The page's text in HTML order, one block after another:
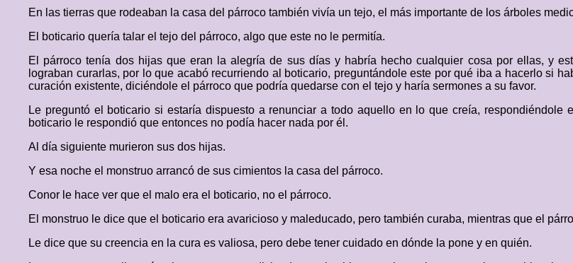
En las tierras que rodeaban la casa del párroco también vivía un tejo, el más importante de los árboles
El boticario quería talar el tejo del párroco, algo que este no le permitía.
El párroco tenía dos hijas que eran la alegría de sus días y habría hecho cualquier cosa por ellas, y
lograban curarlas, por lo que acabó recurriendo al boticario, preguntándole este por qué iba a hacerlo si
curación existente, diciéndole el párroco que podría quedarse con el tejo y haría sermones a su favor.
Le preguntó el boticario si estaría dispuesto a renunciar a todo aquello en lo que creía,
boticario le respondió que entonces no podía hacer nada por él.
Al día siguiente murieron sus dos hijas.
Y esa noche el monstruo arrancó de sus cimientos la casa del párroco.
Conor le hace ver que el malo era el boticario, no el párroco.
El monstruo le dice que el boticario era avaricioso y maleducado, pero también curaba, mientras que el
Le dice que su creencia en la cura es valiosa, pero debe tener cuidado en dónde la pone y en quién.